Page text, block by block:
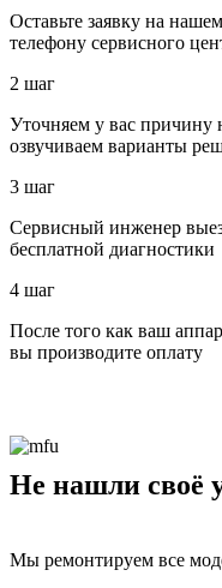
Оставьте заявку на
телефону сервисного
2 шаг
Уточняем у вас причину
озвучиваем варианты
3 шаг
Сервисный инженер
бесплатной диагностики
4 шаг
После того как ваш
вы производите оплату
Не нашли своё
Мы ремонтируем все